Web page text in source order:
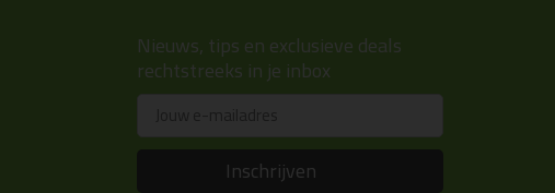
Nieuws, tips en exclusieve deals
rechtstreeks in je inbox
Inschrijven